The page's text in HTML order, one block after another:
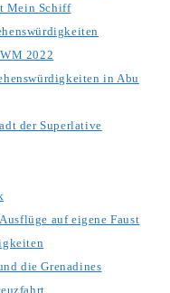
Mein Schiff
2022
in Abu
der Superlative
auf eigene Faust
die Grenadines